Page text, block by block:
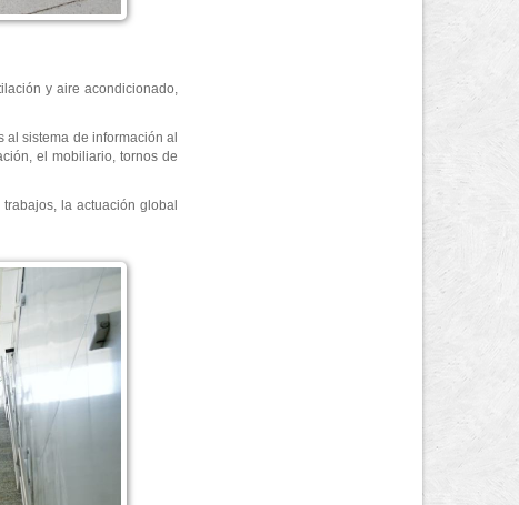
y aire acondicionado,
al sistema de información al
el mobiliario, tornos de
la actuación global